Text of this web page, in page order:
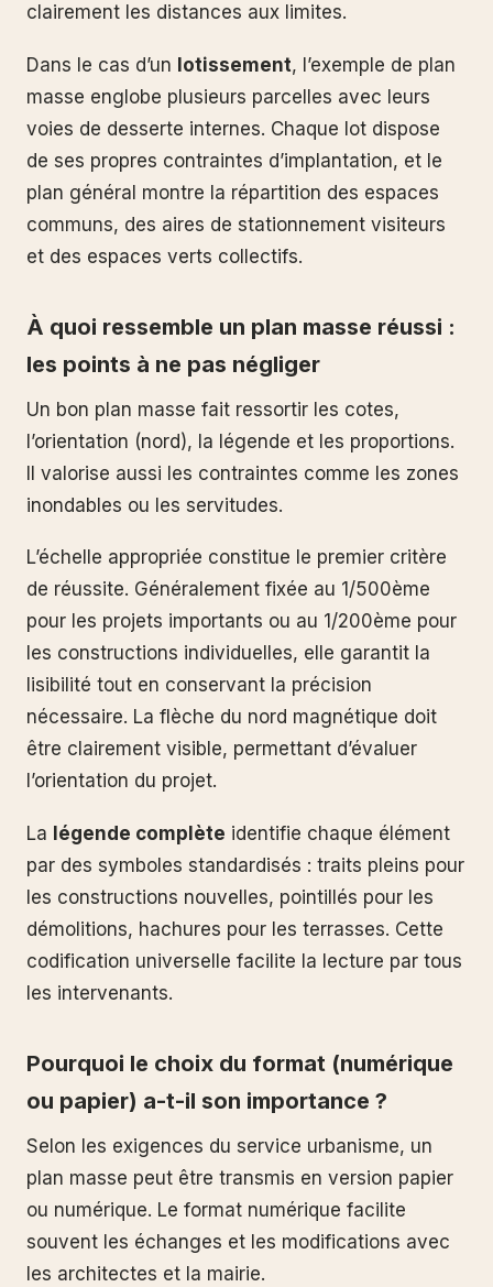
clairement les distances aux limites.
Dans le cas d’un lotissement, l’exemple de plan
masse englobe plusieurs parcelles avec leurs
voies de desserte internes. Chaque lot dispose
de ses propres contraintes d’implantation, et le
plan général montre la répartition des espaces
communs, des aires de stationnement visiteurs
et des espaces verts collectifs.
À quoi ressemble un plan masse réussi :
les points à ne pas négliger
Un bon plan masse fait ressortir les cotes,
l’orientation (nord), la légende et les proportions.
Il valorise aussi les contraintes comme les zones
inondables ou les servitudes.
L’échelle appropriée constitue le premier critère
de réussite. Généralement fixée au 1/500ème
pour les projets importants ou au 1/200ème pour
les constructions individuelles, elle garantit la
lisibilité tout en conservant la précision
nécessaire. La flèche du nord magnétique doit
être clairement visible, permettant d’évaluer
l’orientation du projet.
La légende complète identifie chaque élément
par des symboles standardisés : traits pleins pour
les constructions nouvelles, pointillés pour les
démolitions, hachures pour les terrasses. Cette
codification universelle facilite la lecture par tous
les intervenants.
Pourquoi le choix du format (numérique
ou papier) a-t-il son importance ?
Selon les exigences du service urbanisme, un
plan masse peut être transmis en version papier
ou numérique. Le format numérique facilite
souvent les échanges et les modifications avec
les architectes et la mairie.